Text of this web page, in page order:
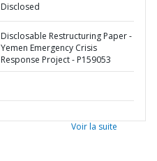
Disclosed
Disclosable Restructuring Paper -
Yemen Emergency Crisis
Response Project - P159053
Voir la suite